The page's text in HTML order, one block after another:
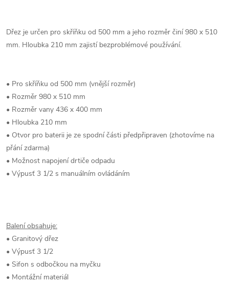
Dřez je určen pro skříňku od 500 mm a jeho rozměr činí 980 x 510
mm. Hloubka 210 mm zajistí bezproblémové používání.
• Pro skříňku od 500 mm (vnější rozměr)
• Rozměr 980 x 510 mm
• Rozměr vany 436 x 400 mm
• Hloubka 210 mm
• Otvor pro baterii je ze spodní části předpřipraven (zhotovíme na
přání zdarma)
• Možnost napojení drtiče odpadu
• Výpusť 3 1/2 s manuálním ovládáním
Balení obsahuje:
• Granitový dřez
• Výpusť 3 1/2
• Sifon s odbočkou na myčku
• Montážní materiál